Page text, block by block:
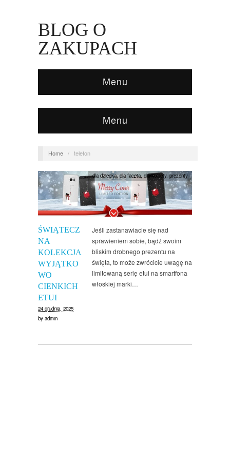
BLOG O
ZAKUPACH
Menu
Menu
Home / telefon
ŚWIĄTECZ
NA
KOLEKCJA
WYJĄTKO
WO
CIENKICH
ETUI
24 grudnia, 2025
by admin
dla dziecka,dla faceta ,dla kobiety,prezenty
Jeśli zastanawiacie się nad
sprawieniem sobie, bądź swoim
bliskim drobnego prezentu na
święta, to może zwrócicie uwagę na
limitowaną serię etui na smartfona
włoskiej marki…